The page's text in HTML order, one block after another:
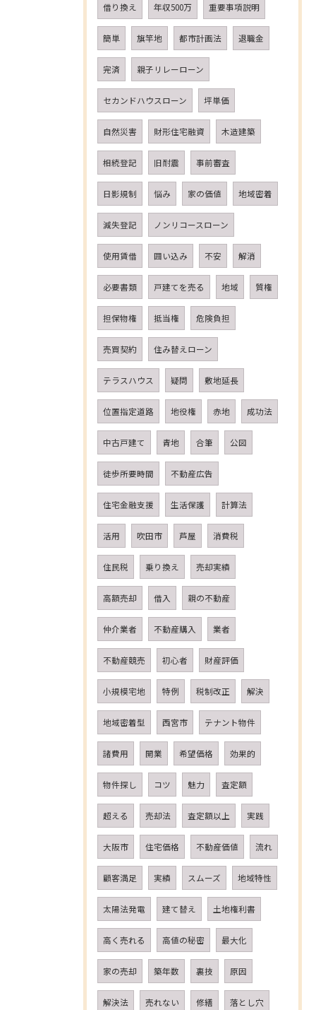
借り換え 年収500万 重要事項説明
簡単 旗竿地 都市計画法 退職金
完済 親子リレーローン
セカンドハウスローン 坪単価
自然災害 財形住宅融資 木造建築
相続登記 旧耐震 事前審査
日影規制 悩み 家の価値 地域密着
減失登記 ノンリコースローン
使用賃借 囲い込み 不安 解消
必要書類 戸建てを売る 地域 質権
担保物権 抵当権 危険負担
売買契約 住み替えローン
テラスハウス 疑問 敷地延長
位置指定道路 地役権 赤地 成功法
中古戸建て 青地 合筆 公図
徒歩所要時間 不動産広告
住宅金融支援 生活保護 計算法
活用 吹田市 芦屋 消費税
住民税 乗り換え 売却実績
高額売却 借入 親の不動産
仲介業者 不動産購入 業者
不動産競売 初心者 財産評価
小規模宅地 特例 税制改正 解決
地域密着型 西宮市 テナント物件
諸費用 開業 希望価格 効果的
物件探し コツ 魅力 査定額
超える 売却法 査定額以上 実践
大阪市 住宅価格 不動産価値 流れ
顧客満足 実績 スムーズ 地域特性
太陽法発電 建て替え 土地権利書
高く売れる 高値の秘密 最大化
家の売却 築年数 裏技 原因
解決法 売れない 修繕 落とし穴